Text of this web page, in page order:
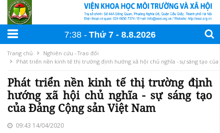
7:38 Thứ 7 8.8.2026
Trang chủ
Nghiên cứu - Trao đổi
Phát triển nền kinh tế thị trường định hướng xã hội chủ nghĩa - sự sáng tạo của
Phát triển nền kinh tế thị trường định
hướng xã hội chủ nghĩa - sự sáng tạo
của Đảng Cộng sản Việt Nam
09:43 14/04/2020